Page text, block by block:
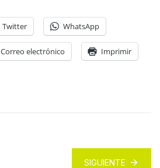
Twitter WhatsApp
Correo electrónico Imprimir
SIGUIENTE